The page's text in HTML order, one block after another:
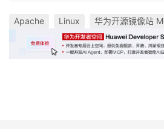
Apache Linux 华为开源镜像站